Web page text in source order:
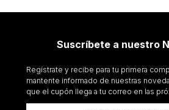
Suscríbete a nuestro
Regístrate y recibe para tu primera
mantente informado de nuestras
que el cupón llega a tu correo en las